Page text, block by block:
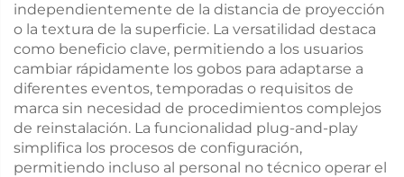
independientemente de la distancia de proyección
o la textura de la superficie. La versatilidad destaca
como beneficio clave, permitiendo a los usuarios
cambiar rápidamente los gobos para adaptarse a
diferentes eventos, temporadas o requisitos de
marca sin necesidad de procedimientos complejos
de reinstalación. La funcionalidad plug-and-play
simplifica los procesos de configuración,
permitiendo incluso al personal no técnico operar el